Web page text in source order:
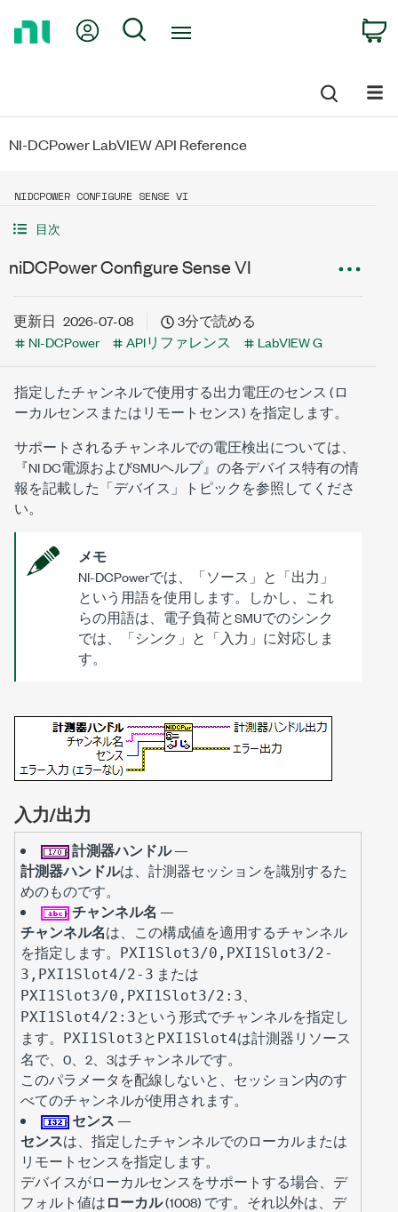
My Account
Search
NI-DCPower LabVIEW API Reference
NIDCPOWER CONFIGURE SENSE VI
目次
niDCPower Configure Sense VI
更新日 2026-07-08
3分で読める
NI-DCPower
APIリファレンス LabVIEW G
指定したチャンネルで使用する出力電圧のセンス (ロ
ーカルセンスまたはリモートセンス) を指定します。
サポートされるチャンネルでの電圧検出については、
『NI DC電源およびSMUヘルプ』の各デバイス特有の情
報を記載した「デバイス」トピックを参照してくださ
い。
メモ
NI-DCPowerでは、「ソース」と「出力」
という用語を使用します。しかし、これ
らの用語は、電子負荷とSMUでのシンク
では、「シンク」と「入力」に対応しま
す。
入力/出力
計測器ハンドル—
計測器ハンドルは、計測器セッションを識別するた
めのものです。
チャンネル名 —
チャンネル名は、この構成値を適用するチャンネル
を指定します。
PXI1Slot3/0,PXI1Slot3/2-
3,PXI1Slot4/2-3 または
PXI1Slot3/0,PXI1Slot3/2:3、
PXI1Slot4/2:3という形式でチャンネルを指定し
ます。
PXI1Slot3と PXI1Slot4は計測器リソース
名で、0、2、3はチャンネルです。
このパラメータを配線しないと、セッション内のす
べてのチャンネルが使用されます。
センス —
センスは、指定したチャンネルでのローカルまたは
リモートセンスを指定します。
デバイスがローカルセンスをサポートする場合、デ
フォルト値はローカル(1008) です。それ以外は、デ